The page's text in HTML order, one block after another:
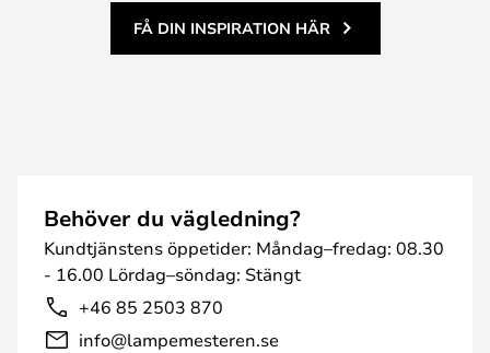
FÅ DIN INSPIRATION HÄR
Behöver du vägledning?
Kundtjänstens öppetider: Måndag–fredag: 08.30
- 16.00 Lördag–söndag: Stängt
+46 85 2503 870
info@lampemesteren.se